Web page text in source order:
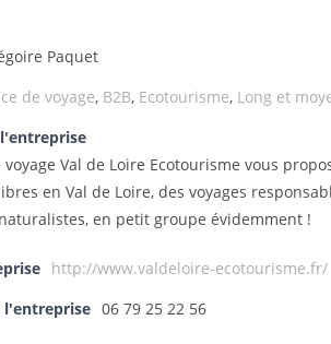
Paquet
de voyage, B2B, Ecotourisme, Long et
Val de Loire Ecotourisme vous
en Val de Loire, des voyages
en petit groupe évidemment !
http://www.valdeloire-ecotourisme.fr/
l'entreprise 06 79 25 22 56